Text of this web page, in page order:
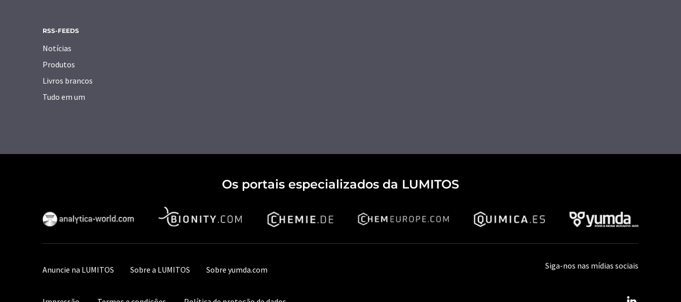
RSS-FEEDS
Notícias
Produtos
Livros brancos
Tudo em um
Os portais especializados da LUMITOS
Anuncie na LUMITOS Sobre a LUMITOS Sobre yumda.com Siga-nos nas mídias sociais